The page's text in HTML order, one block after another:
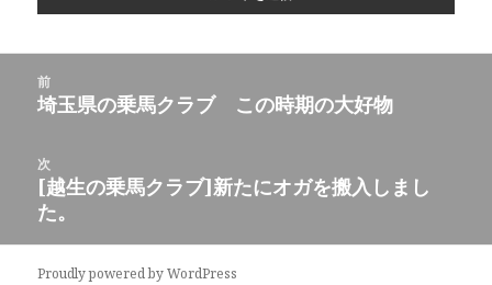
ョ
前
前
投
稿:
埼玉県の乗馬クラブ この時期の大好物
次
次
の
投
稿:
[越生の乗馬クラブ]新たにオガを搬入しまし
た。
Proudly powered by WordPress